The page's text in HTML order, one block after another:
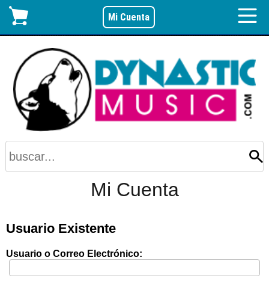
Mi Cuenta
Mi Cuenta
Usuario Existente
Usuario o Correo Electrónico: